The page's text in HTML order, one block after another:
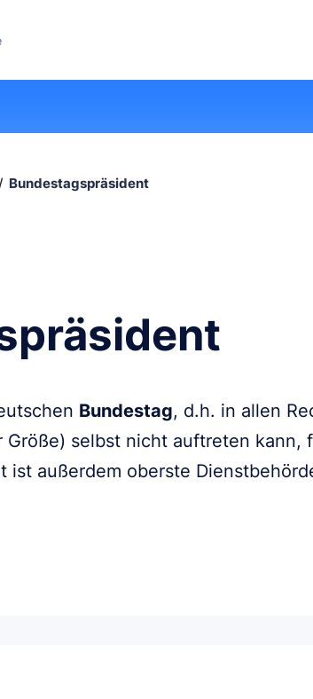
Bundestagspräsident
Bundestag, d.h. in allen
Größe) selbst nicht auftreten
ist außerdem oberste